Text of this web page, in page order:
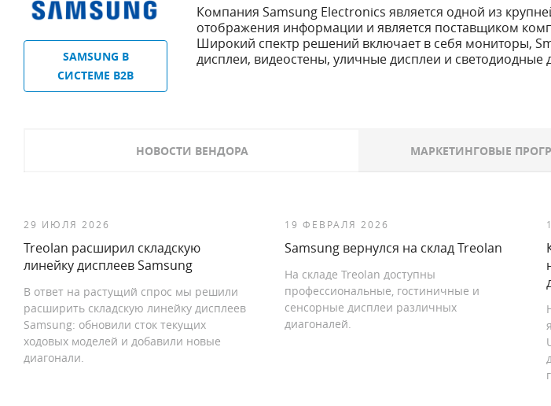
SAMSUNG В
СИСТЕМЕ B2B
Компания Samsung Electronics является одной из
отображения информации и является поставщиком
Широкий спектр решений включает в себя мониторы,
дисплеи, видеостены, уличные дисплеи и светодиодные
НОВОСТИ ВЕНДОРА МАРКЕТИНГОВЫЕ
29 ИЮЛЯ 2026
Treolan расширил складскую
линейку дисплеев Samsung
В ответ на растущий спрос мы решили
расширить складскую линейку дисплеев
Samsung: обновили сток текущих
ходовых моделей и добавили новые
диагонали.
19 ФЕВРАЛЯ 2026
Samsung вернулся на склад Treolan
На складе Treolan доступны
профессиональные, гостиничные и
сенсорные дисплеи различных
диагоналей.